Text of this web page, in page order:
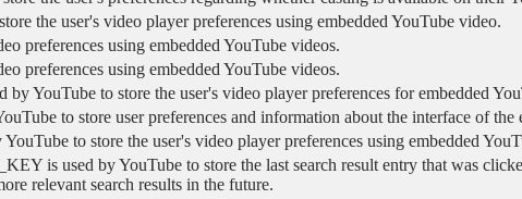
the user's video player preferences using embedded YouTube video.
preferences using embedded YouTube videos.
preferences using embedded YouTube videos.
YouTube to store the user's video player preferences for embedded
to store user preferences and information about the interface of
to store the user's video player preferences using embedded
is used by YouTube to store the last search result entry that was
relevant search results in the future.